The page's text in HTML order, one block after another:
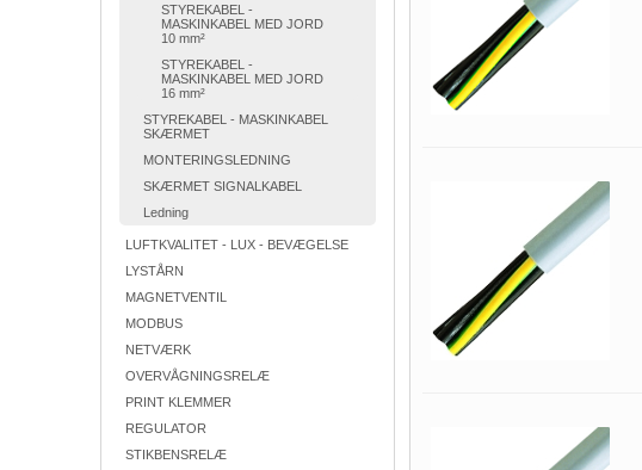
STYREKABEL -
MASKINKABEL MED JORD
10 mm²
STYREKABEL -
MASKINKABEL MED JORD
16 mm²
STYREKABEL - MASKINKABEL
SKÆRMET
MONTERINGSLEDNING
SKÆRMET SIGNALKABEL
Ledning
LUFTKVALITET - LUX - BEVÆGELSE
LYSTÅRN
MAGNETVENTIL
MODBUS
NETVÆRK
OVERVÅGNINGSRELÆ
PRINT KLEMMER
REGULATOR
STIKBENSRELÆ